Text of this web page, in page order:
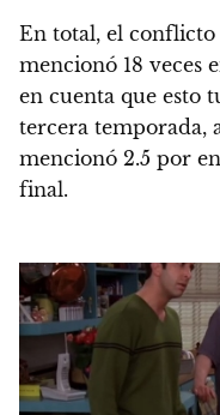
En total, el conflicto
mencionó 18 veces
en cuenta que esto
tercera temporada,
mencionó 2.5 por
final.